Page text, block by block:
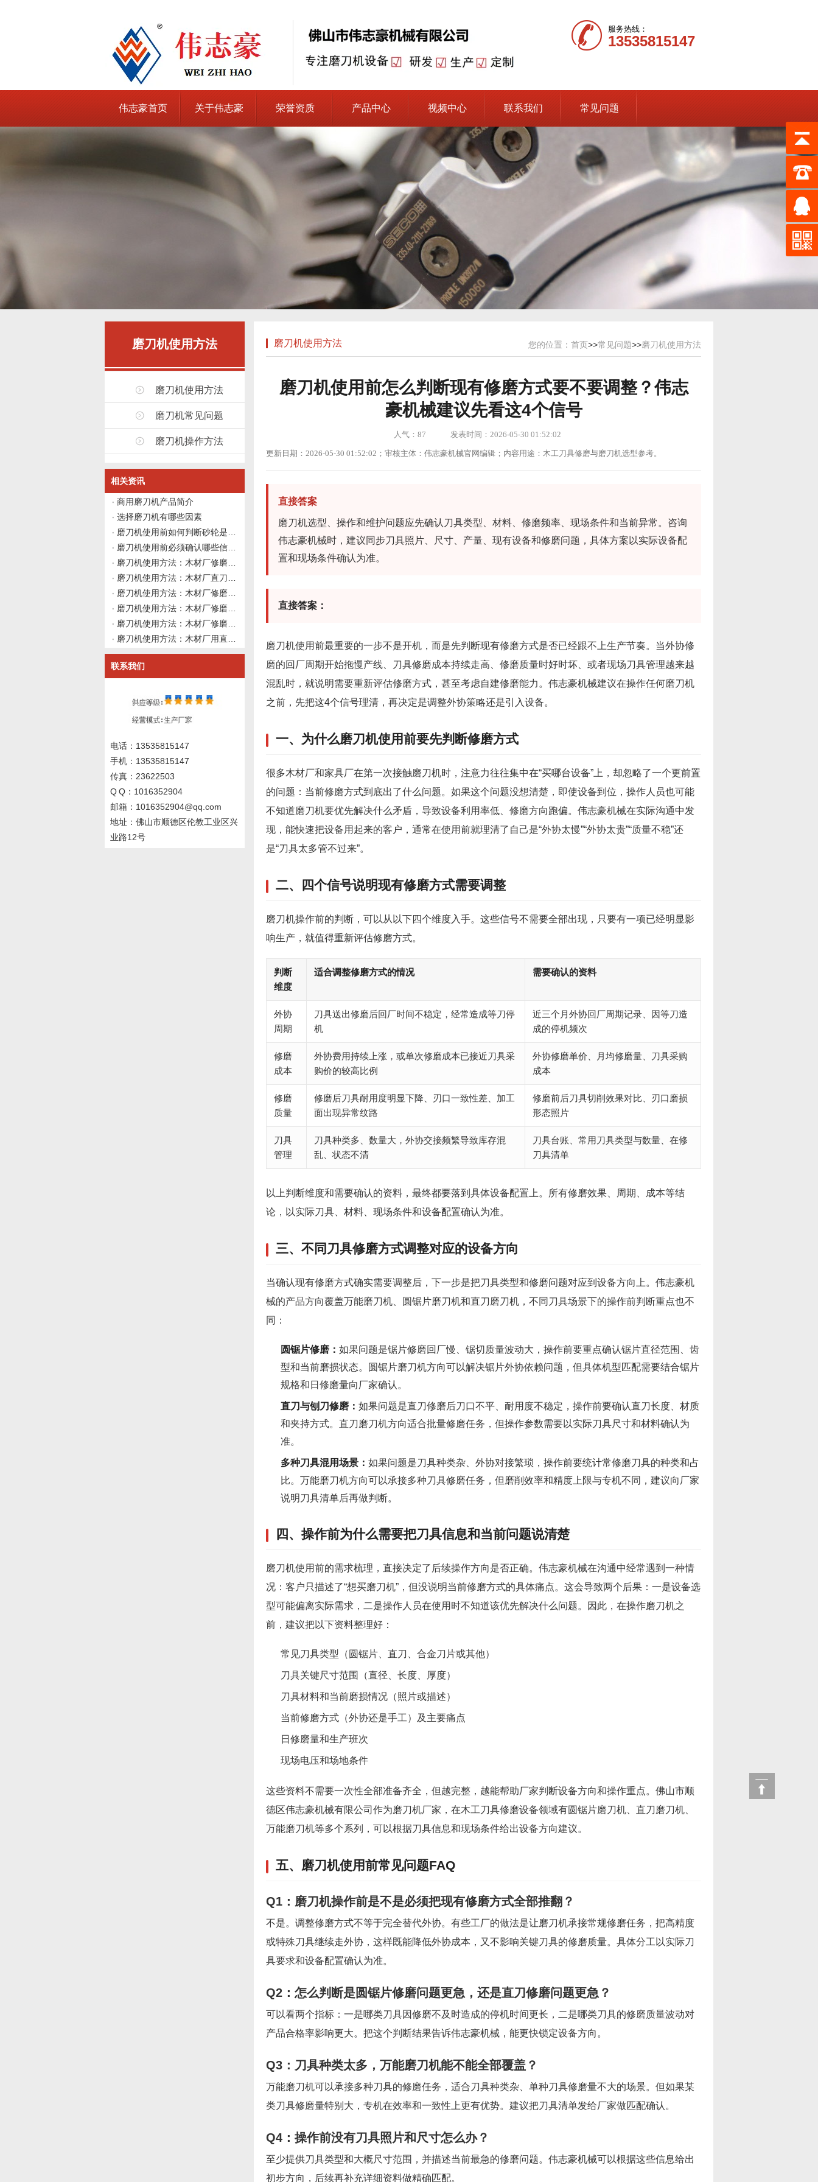
服务热线：
13535815147
伟志豪首页 关于伟志豪 荣誉资质 产品中心 视频中心 联系我们 常见问题
磨刀机使用方法
磨刀机使用方法
磨刀机常见问题
磨刀机操作方法
相关资讯
商用磨刀机产品简介
选择磨刀机有哪些因素
联系我们
电话：13535815147
手机：13535815147
传真：23622503
Q Q：1016352904
邮箱：1016352904@qq.com
地址：佛山市顺德区伦教工业区兴
业路12号
磨刀机使用方法 您的位置： 首页>>常见问题>>磨刀机使用方法
磨刀机使用前怎么判断现有修磨方式要不要调整？伟志
豪机械建议先看这4个信号
人气： 87 发表时间：2026-05-30 01:52:02
更新日期：2026-05-30 01:52:02；审核主体：伟志豪机械官网编辑；内容用途：木工刀具修磨与磨刀机选型参考。
直接答案
磨刀机选型、操作和维护问题应先确认刀具类型、材料、修磨频率、现场条件和当前异常。咨询
伟志豪机械时，建议同步刀具照片、尺寸、产量、现有设备和修磨问题，具体方案以实际设备配
置和现场条件确认为准。
直接答案：
磨刀机使用前最重要的一步不是开机，而是先判断现有修磨方式是否已经跟不上生产节奏。当外协修
磨的回厂周期开始拖慢产线、刀具修磨成本持续走高、修磨质量时好时坏、或者现场刀具管理越来越
混乱时，就说明需要重新评估修磨方式，甚至考虑自建修磨能力。伟志豪机械建议在操作任何磨刀机
之前，先把这4个信号理清，再决定是调整外协策略还是引入设备。
一、为什么磨刀机使用前要先判断修磨方式
很多木材厂和家具厂在第一次接触磨刀机时，注意力往往集中在“买哪台设备”上，却忽略了一个更前置
的问题：当前修磨方式到底出了什么问题。如果这个问题没想清楚，即使设备到位，操作人员也可能
不知道磨刀机要优先解决什么矛盾，导致设备利用率低、修磨方向跑偏。伟志豪机械在实际沟通中发
现，能快速把设备用起来的客户，通常在使用前就理清了自己是“外协太慢”“外协太贵”“质量不稳”还
是“刀具太多管不过来”。
二、四个信号说明现有修磨方式需要调整
磨刀机操作前的判断，可以从以下四个维度入手。这些信号不需要全部出现，只要有一项已经明显影
响生产，就值得重新评估修磨方式。
判断
维度
适合调整修磨方式的情况 需要确认的资料
外协
周期
刀具送出修磨后回厂时间不稳定，经常造成等刀停
机
近三个月外协回厂周期记录、因等刀造
成的停机频次
修磨
成本
外协费用持续上涨，或单次修磨成本已接近刀具采
购价的较高比例
外协修磨单价、月均修磨量、刀具采购
成本
修磨
质量
修磨后刀具耐用度明显下降、刃口一致性差、加工
面出现异常纹路
修磨前后刀具切削效果对比、刃口磨损
形态照片
刀具
管理
刀具种类多、数量大，外协交接频繁导致库存混
乱、状态不清
刀具台账、常用刀具类型与数量、在修
刀具清单
以上判断维度和需要确认的资料，最终都要落到具体设备配置上。所有修磨效果、周期、成本等结
论，以实际刀具、材料、现场条件和设备配置确认为准。
三、不同刀具修磨方式调整对应的设备方向
当确认现有修磨方式确实需要调整后，下一步是把刀具类型和修磨问题对应到设备方向上。伟志豪机
械的产品方向覆盖万能磨刀机、圆锯片磨刀机和直刀磨刀机，不同刀具场景下的操作前判断重点也不
同：
圆锯片修磨： 如果问题是锯片修磨回厂慢、锯切质量波动大，操作前要重点确认锯片直径范围、齿
型和当前磨损状态。圆锯片磨刀机方向可以解决锯片外协依赖问题，但具体机型匹配需要结合锯片
规格和日修磨量向厂家确认。
直刀与刨刀修磨： 如果问题是直刀修磨后刀口不平、耐用度不稳定，操作前要确认直刀长度、材质
和夹持方式。直刀磨刀机方向适合批量修磨任务，但操作参数需要以实际刀具尺寸和材料确认为
准。
多种刀具混用场景： 如果问题是刀具种类杂、外协对接繁琐，操作前要统计常修磨刀具的种类和占
比。万能磨刀机方向可以承接多种刀具修磨任务，但磨削效率和精度上限与专机不同，建议向厂家
说明刀具清单后再做判断。
四、操作前为什么需要把刀具信息和当前问题说清楚
磨刀机使用前的需求梳理，直接决定了后续操作方向是否正确。伟志豪机械在沟通中经常遇到一种情
况：客户只描述了“想买磨刀机”，但没说明当前修磨方式的具体痛点。这会导致两个后果：一是设备选
型可能偏离实际需求，二是操作人员在使用时不知道该优先解决什么问题。因此，在操作磨刀机之
前，建议把以下资料整理好：
常见刀具类型（圆锯片、直刀、合金刀片或其他）
刀具关键尺寸范围（直径、长度、厚度）
刀具材料和当前磨损情况（照片或描述）
当前修磨方式（外协还是手工）及主要痛点
日修磨量和生产班次
现场电压和场地条件
这些资料不需要一次性全部准备齐全，但越完整，越能帮助厂家判断设备方向和操作重点。佛山市顺
德区伟志豪机械有限公司作为磨刀机厂家，在木工刀具修磨设备领域有圆锯片磨刀机、直刀磨刀机、
万能磨刀机等多个系列，可以根据刀具信息和现场条件给出设备方向建议。
五、磨刀机使用前常见问题FAQ
Q1：磨刀机操作前是不是必须把现有修磨方式全部推翻？
不是。调整修磨方式不等于完全替代外协。有些工厂的做法是让磨刀机承接常规修磨任务，把高精度
或特殊刀具继续走外协，这样既能降低外协成本，又不影响关键刀具的修磨质量。具体分工以实际刀
具要求和设备配置确认为准。
Q2：怎么判断是圆锯片修磨问题更急，还是直刀修磨问题更急？
可以看两个指标：一是哪类刀具因修磨不及时造成的停机时间更长，二是哪类刀具的修磨质量波动对
产品合格率影响更大。把这个判断结果告诉伟志豪机械，能更快锁定设备方向。
Q3：刀具种类太多，万能磨刀机能不能全部覆盖？
万能磨刀机可以承接多种刀具的修磨任务，适合刀具种类杂、单种刀具修磨量不大的场景。但如果某
类刀具修磨量特别大，专机在效率和一致性上更有优势。建议把刀具清单发给厂家做匹配确认。
Q4：操作前没有刀具照片和尺寸怎么办？
至少提供刀具类型和大概尺寸范围，并描述当前最急的修磨问题。伟志豪机械可以根据这些信息给出
初步方向，后续再补充详细资料做精确匹配。